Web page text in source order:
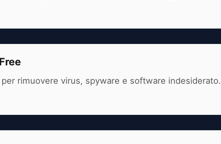
rimuovere virus, spyware e software indesiderato.